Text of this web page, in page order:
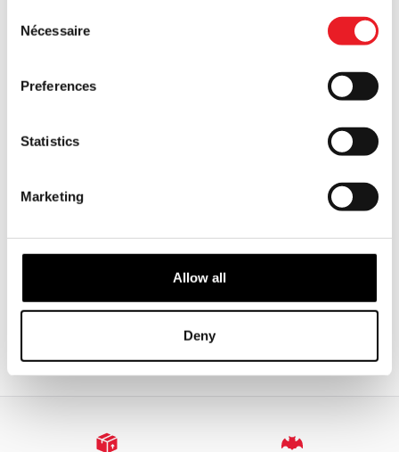
Selection
Nécessaire
Preferences
Statistics
Marketing
Allow all
Deny
£119.95
VOIR LE PRODUIT